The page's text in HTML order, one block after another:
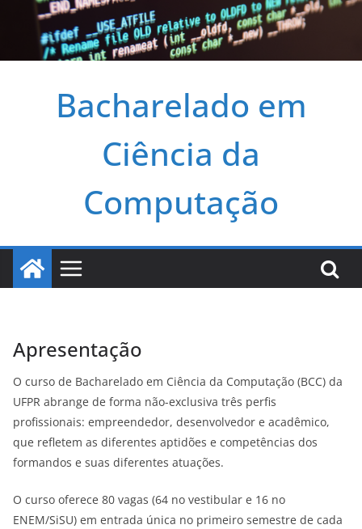
Bacharelado em
Ciência da
Computação
Apresentação
O curso de Bacharelado em Ciência da Computação (BCC) da
UFPR abrange de forma não-exclusiva três perfis
profissionais: empreendedor, desenvolvedor e acadêmico,
que refletem as diferentes aptidões e competências dos
formandos e suas diferentes atuações.
O curso oferece 80 vagas (64 no vestibular e 16 no
ENEM/SiSU) em entrada única no primeiro semestre de cada